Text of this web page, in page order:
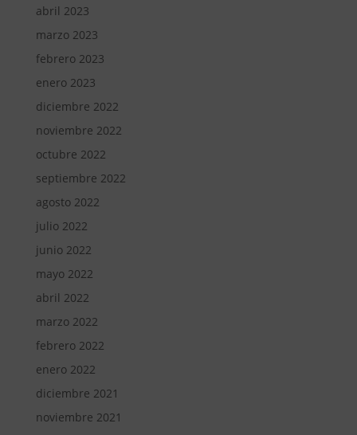
abril 2023
marzo 2023
febrero 2023
enero 2023
diciembre 2022
noviembre 2022
octubre 2022
septiembre 2022
agosto 2022
julio 2022
junio 2022
mayo 2022
abril 2022
marzo 2022
febrero 2022
enero 2022
diciembre 2021
noviembre 2021